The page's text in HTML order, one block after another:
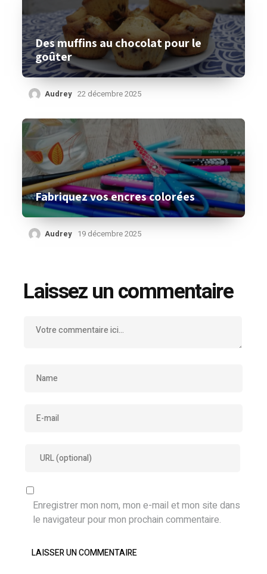
Des muffins au chocolat pour le
goûter
Audrey 22 décembre 2025
Fabriquez vos encres colorées
Audrey 19 décembre 2025
Laissez un commentaire
Enregistrer mon nom, mon e-mail et mon site dans
le navigateur pour mon prochain commentaire.